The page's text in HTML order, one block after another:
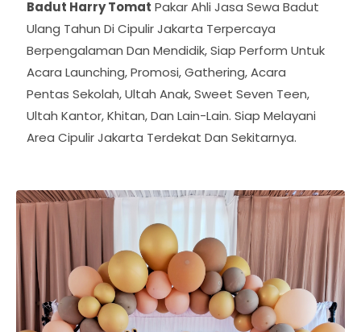
Badut Harry Tomat
Ulang Tahun Di Cipulir Jakarta Terpercaya
Berpengalaman Dan Mendidik, Siap Perform Untuk
Acara Launching, Promosi, Gathering, Acara
Pentas Sekolah, Ultah Anak, Sweet Seven Teen,
Ultah Kantor, Khitan, Dan Lain-Lain. Siap Melayani
Area Cipulir Jakarta Terdekat Dan Sekitarnya.